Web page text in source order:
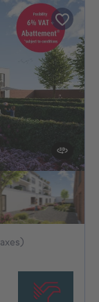
À